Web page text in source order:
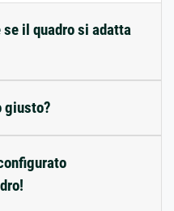
il quadro si adatta
giusto?